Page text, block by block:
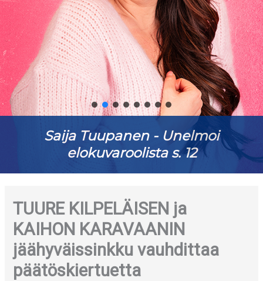
Saija Tuupanen - Unelmoi
elokuvaroolista s. 12
TUURE KILPELÄISEN ja
KAIHON KARAVAANIN
jäähyväissinkku vauhdittaa
päätöskiertuetta